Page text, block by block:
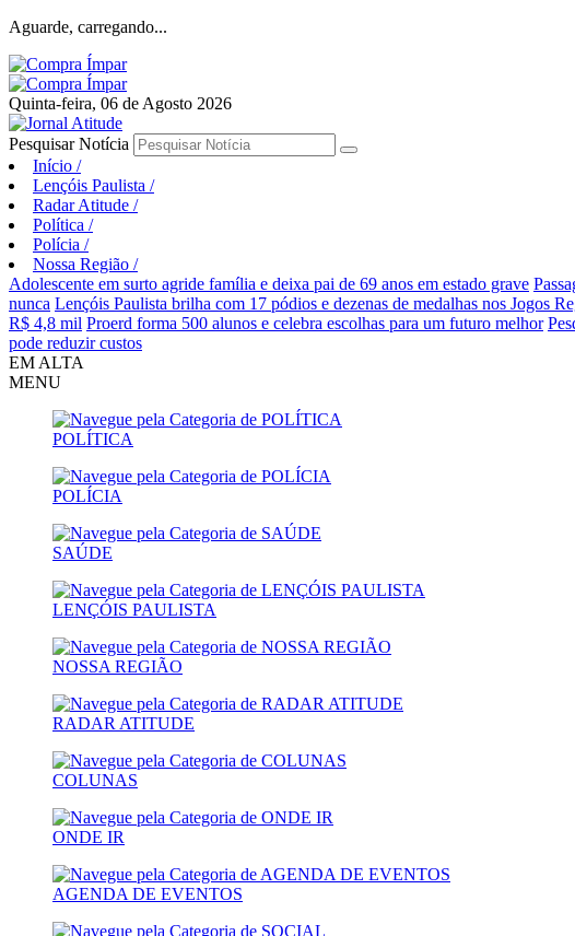
Aguarde, carregando...
Quinta-feira, 06 de Agosto 2026
Pesquisar Notícia
Início /
Lençóis Paulista /
Radar Atitude /
Política /
Polícia /
Nossa Região /
Adolescente em surto agride família e deixa pai de 69 anos em estado grave
nunca Lençóis Paulista brilha com 17 pódios e dezenas de medalhas nos Jogos
R$ 4,8 mil Proerd forma 500 alunos e celebra escolhas para um futuro melhor
pode reduzir custos
EM ALTA
MENU
POLÍTICA
POLÍCIA
SAÚDE
LENÇÓIS PAULISTA
NOSSA REGIÃO
RADAR ATITUDE
COLUNAS
ONDE IR
AGENDA DE EVENTOS